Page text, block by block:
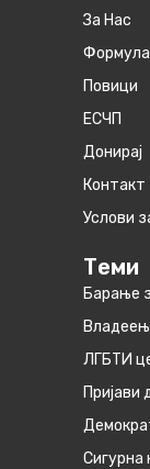
За Нас
Повици
ЕСЧП
Донирај
Контакт
Услови
Теми
Барање
ЛГБТИ
Пријави
Сигурна